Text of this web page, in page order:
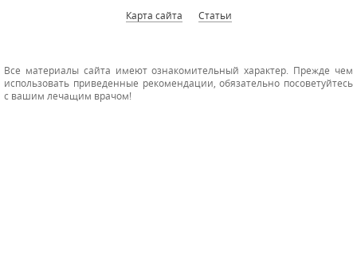
Карта сайта
Статьи
Все материалы сайта имеют ознакомительный характер. Прежде чем
использовать приведенные рекомендации, обязательно посоветуйтесь
с вашим лечащим врачом!